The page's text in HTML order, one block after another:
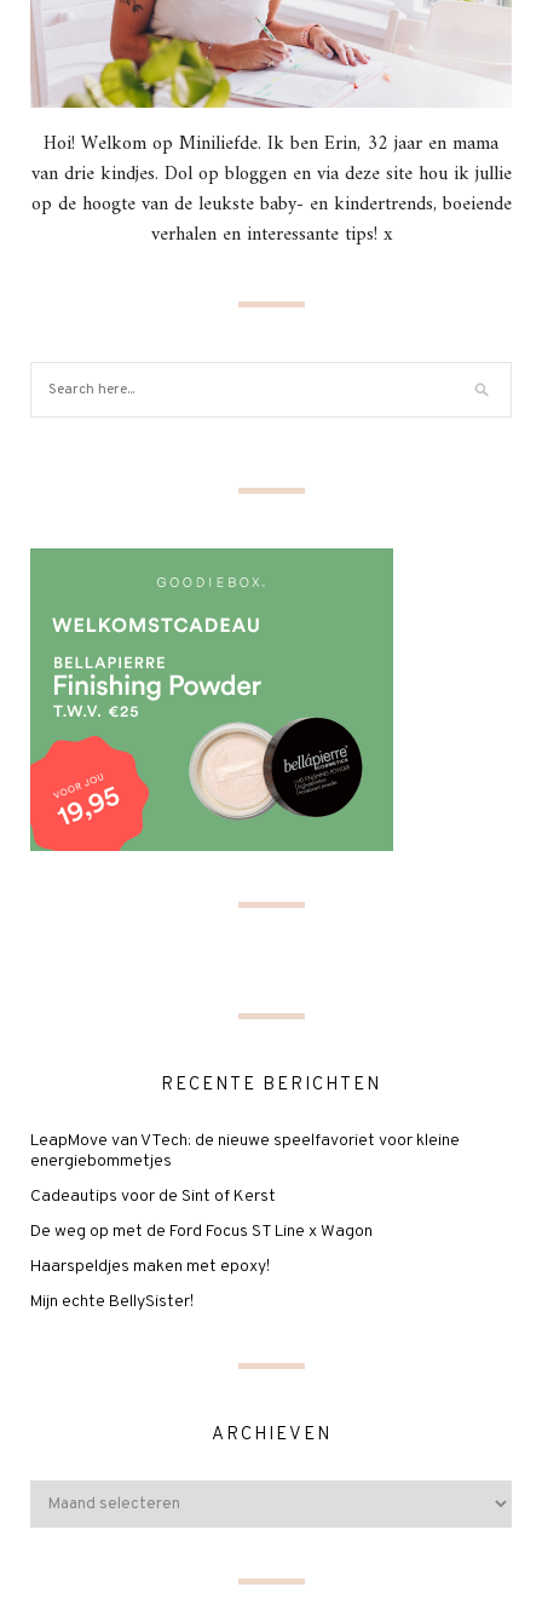
Hoi! Welkom op Miniliefde. Ik ben Erin, 32 jaar en mama
van drie kindjes. Dol op bloggen en via deze site hou ik jullie
op de hoogte van de leukste baby- en kindertrends, boeiende
verhalen en interessante tips! x
RECENTE BERICHTEN
LeapMove van VTech: de nieuwe speelfavoriet voor kleine
energiebommetjes
Cadeautips voor de Sint of Kerst
De weg op met de Ford Focus ST Line x Wagon
Haarspeldjes maken met epoxy!
Mijn echte BellySister!
ARCHIEVEN